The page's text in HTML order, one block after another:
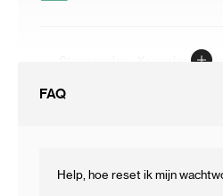
Stappenplan - Koppelen
FAQ
Help, hoe reset ik mijn